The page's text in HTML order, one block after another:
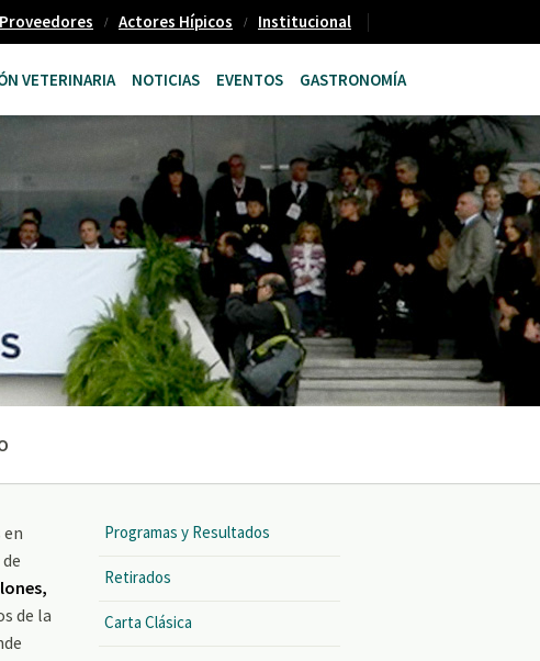
Proveedores Actores Hípicos Institucional
VETERINARIA NOTICIAS EVENTOS GASTRONOMÍA
en
de la
Programas y Resultados
Retirados
Carta Clásica